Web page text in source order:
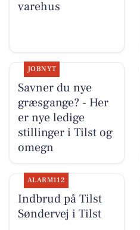
varehus
JOBNYT
Savner du nye
græsgange? - Her
er nye ledige
stillinger i Tilst og
omegn
ALARM112
Indbrud på Tilst
Søndervej i Tilst